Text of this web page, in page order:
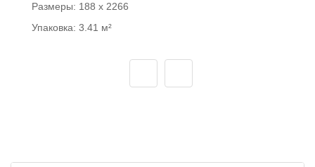
Размеры: 188 x 2266
Упаковка: 3.41 м²